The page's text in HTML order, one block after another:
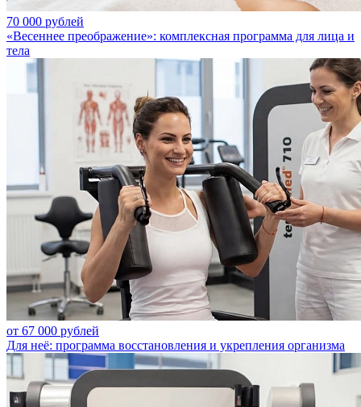
70 000 рублей
«Весеннее преображение»: комплексная программа для лица и
тела
от 67 000 рублей
Для неё: программа восстановления и укрепления организма